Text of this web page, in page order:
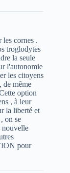
les cornes .
troglodytes
la seule
l'autonomie
les citoyens
de même
option
, à leur
la liberté et
on se
nouvelle
pour